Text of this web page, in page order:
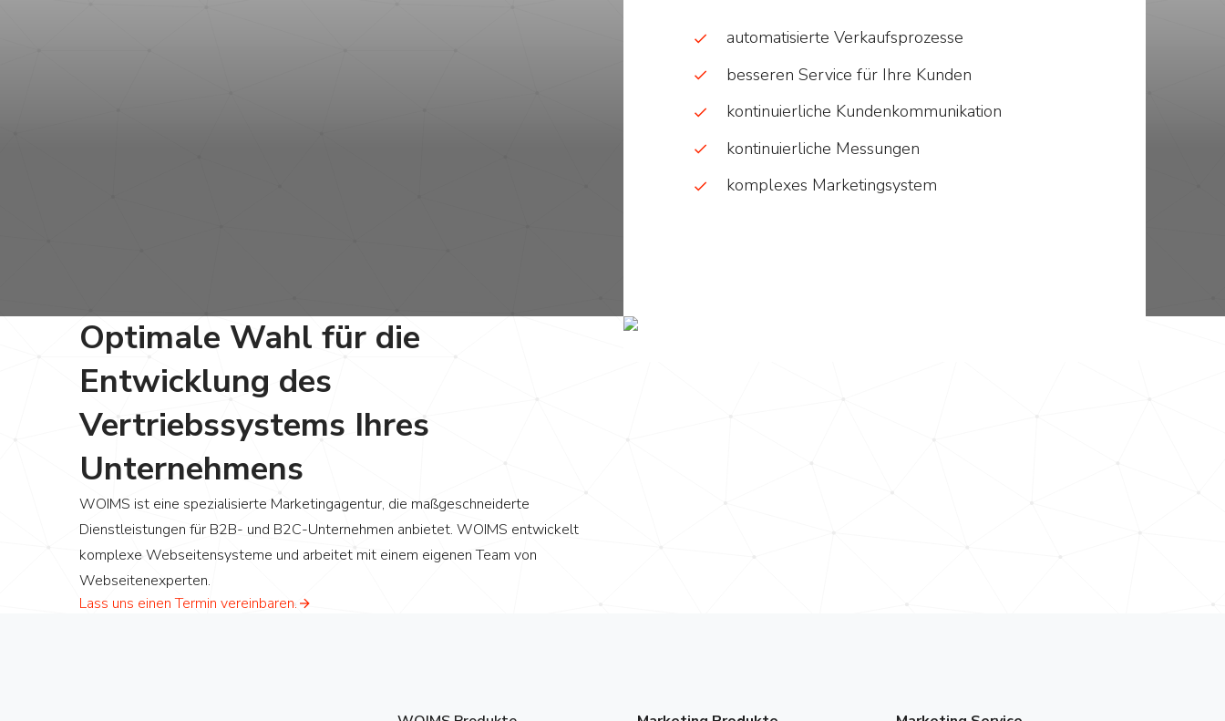
automatisierte Verkaufsprozesse
besseren Service für Ihre Kunden
kontinuierliche Kundenkommunikation
kontinuierliche Messungen
komplexes Marketingsystem
Optimale Wahl für die
Entwicklung des
Vertriebssystems Ihres
Unternehmens
WOIMS ist eine spezialisierte Marketingagentur, die maßgeschneiderte
Dienstleistungen für B2B- und B2C-Unternehmen anbietet. WOIMS entwickelt
komplexe Webseitensysteme und arbeitet mit einem eigenen Team von
Webseitenexperten.
Lass uns einen Termin vereinbaren.